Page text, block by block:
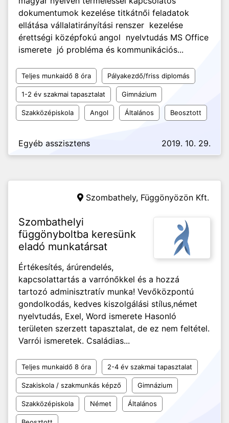
dokumentumok kezelése titkátnői feladatok
ellátása vállalatirányítási renszer kezelése
érettségi középfokú angol nyelvtudás MS Office
ismerete jó probléma és kommunikációs...
Teljes munkaidő 8 óra Pályakezdő/friss diplomás
1-2 év szakmai tapasztalat Gimnázium
Szakközépiskola Angol Általános Beosztott
Egyéb asszisztens 2019. 10. 29.
Szombathely, Függönyözön Kft.
Szombathelyi
függönyboltba keresünk
eladó munkatársat
Értékesítés, árúrendelés,
kapcsolattartás a varrónőkkel és a hozzá
tartozó adminisztratív munka! Vevőközpontú
gondolkodás, kedves kiszolgálási stílus,német
nyelvtudás, Exel, Word ismerete Hasonló
területen szerzett tapasztalat, de ez nem feltétel.
Varrói ismeretek. Családias...
Teljes munkaidő 8 óra 2-4 év szakmai tapasztalat
Szakiskola / szakmunkás képző Gimnázium
Szakközépiskola Német Általános